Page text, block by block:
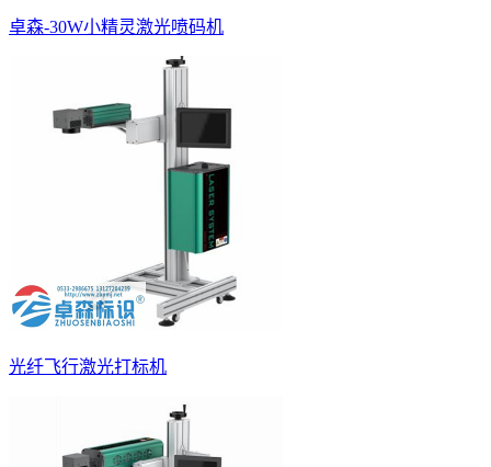
卓森-30W小精灵激光喷码机
光纤飞行激光打标机